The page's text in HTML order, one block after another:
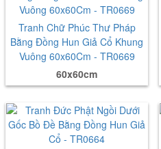
Tranh Chữ Phúc Thư Pháp
Bằng Đồng Hun Giả Cổ Khung
Vuông 60x60Cm - TR0669
60x60cm